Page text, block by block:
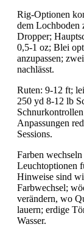
Rig-Optionen
dem Lochboden
Dropper;
0,5-1 oz; Blei
anzupassen;
nachlässt.
Ruten: 9-12 ft;
250 yd 8-12 lb
Anpassungen
Sessions.
Farben
Leuchtoptionen
Hinweise sind
Farbwechsel;
verändern, wo
lauern; erdige
Wasser.